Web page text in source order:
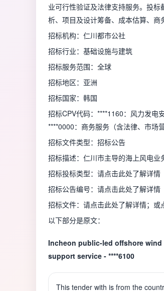
业可行性验证及法律支持服务。投
析、项目及设计筹备、成本估算、商
招标机构：仁川都市公社
招标行业：基础设施与建筑
招标服务范围：全球
招标地区：亚洲
招标国家：韩国
招标CPV代码：****1160：风力发电
****0000：商务服务（含法律、市场
招标文件类型：招标公告
招标描述：仁川市主导的海上风电
招标投标类型：请点击此处了解详情
招标公告编号：请点击此处了解详情
招标文件：请点击此处了解详情；或
以下部分是原文：
Incheon public-led offshore
support service - ****6100
This tender with is from the